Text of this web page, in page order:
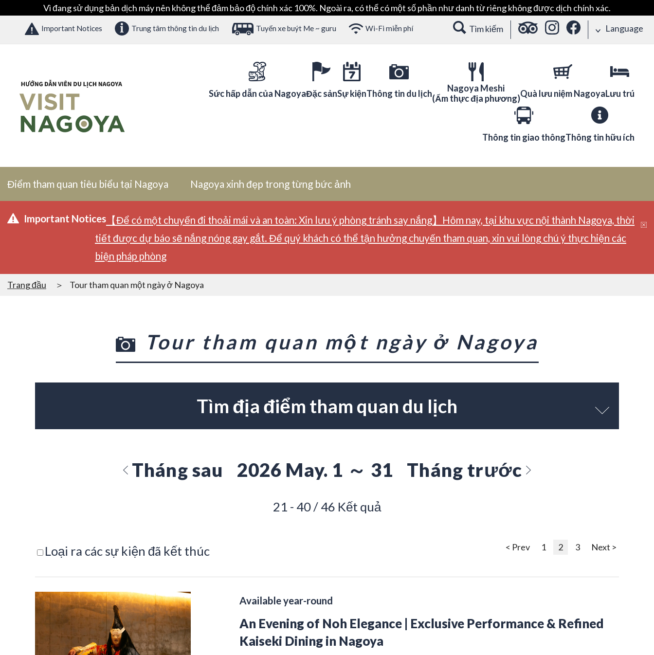
Vì đang sử dụng bản dịch máy nên không thể đảm bảo độ chính xác 100%. Ngoài ra, có thể có một số phần như danh từ riêng không được dịch chính xác.
Important Notices Trung tâm thông tin du lịch Tuyến xe buýt Me ~ guru Wi-Fi miễn phí Tìm kiếm Language
Sức hấp dẫn của NagoyaĐặc sảnSự kiệnThông tin du lịch
Nagoya Meshi
(Ẩm thực địa phương)Quà lưu niệm NagoyaLưu trú
Thông tin giao thôngThông tin hữu ích
Điểm tham quan tiêu biểu tại Nagoya Nagoya xinh đẹp trong từng bức ảnh
Important Notices 【Để có một chuyến đi thoải mái và an toàn: Xin lưu ý phòng tránh say nắng】Hôm nay, tại khu vực nội thành Nagoya, thời
tiết được dự báo sẽ nắng nóng gay gắt. Để quý khách có thể tận hưởng chuyến tham quan, xin vui lòng chú ý thực hiện các
biện pháp phòng
Trang đầu Tour tham quan một ngày ở Nagoya
Tour tham quan một ngày ở Nagoya
Tìm địa điểm tham quan du lịch
Tháng sau 2026 May. 1 ～ 31 Tháng trước
21 - 40 / 46 Kết quả
Loại ra các sự kiện đã kết thúc < Prev 1 2 3 Next >
Available year-round
An Evening of Noh Elegance | Exclusive Performance & Refined
Kaiseki Dining in Nagoya